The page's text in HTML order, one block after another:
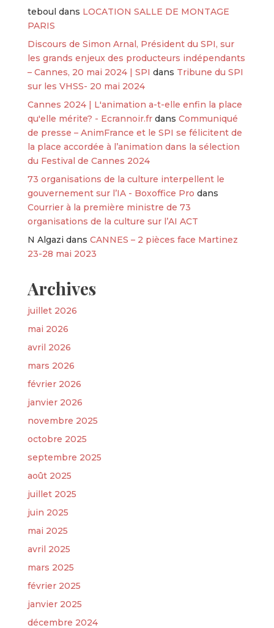
teboul dans LOCATION SALLE DE MONTAGE
PARIS
Discours de Simon Arnal, Président du SPI, sur
les grands enjeux des producteurs indépendants
– Cannes, 20 mai 2024 | SPI dans Tribune du SPI
sur les VHSS- 20 mai 2024
Cannes 2024 | L'animation a-t-elle enfin la place
qu'elle mérite? - Ecrannoir.frdans Communiqué
de presse – AnimFrance et le SPI se félicitent de
la place accordée à l’animation dans la sélection
du Festival de Cannes 2024
73 organisations de la culture interpellent le
gouvernement sur l’IA - Boxoffice Pro dans
Courrier à la première ministre de 73
organisations de la culture sur l’AI ACT
N Algazi dans CANNES – 2 pièces face Martinez
23-28 mai 2023
Archives
juillet 2026
mai 2026
avril 2026
mars 2026
février 2026
janvier 2026
novembre 2025
octobre 2025
septembre 2025
août 2025
juillet 2025
juin 2025
mai 2025
avril 2025
mars 2025
février 2025
janvier 2025
décembre 2024